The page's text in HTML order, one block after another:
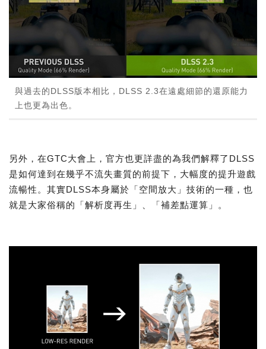
與過去的DLSS版本相比，DLSS 2.3在遠處細節的還原能力
上也更為出色。
另外，在GTC大會上，官方也更詳盡的為我們解釋了DLSS
是如何達到在幾乎不流失畫質的前提下，大幅度的提升遊戲
流暢性。其實DLSS本身屬於「空間放大」技術的一種，也
就是大家俗稱的「解析度再生」、「補差點運算」。